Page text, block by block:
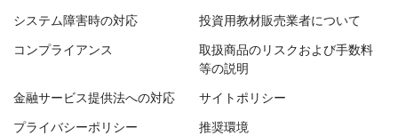
システム障害時の対応 投資用教材販売業者について
コンプライアンス
取扱商品のリスクおよび手数料
等の説明
金融サービス提供法への対応 サイトポリシー
プライバシーポリシー 推奨環境